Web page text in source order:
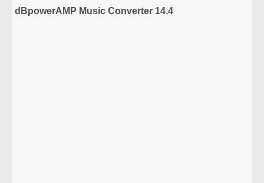
dBpowerAMP Music Converter 14.4